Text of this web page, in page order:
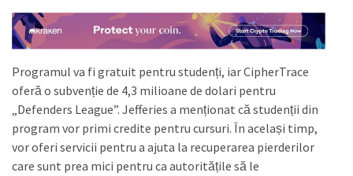
Programul va fi gratuit pentru studenți, iar CipherTrace
oferă o subvenție de 4,3 milioane de dolari pentru
„Defenders League”. Jefferies a menționat că studenții din
program vor primi credite pentru cursuri. În același timp,
vor oferi servicii pentru a ajuta la recuperarea pierderilor
care sunt prea mici pentru ca autoritățile să le